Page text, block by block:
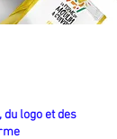
logo et des